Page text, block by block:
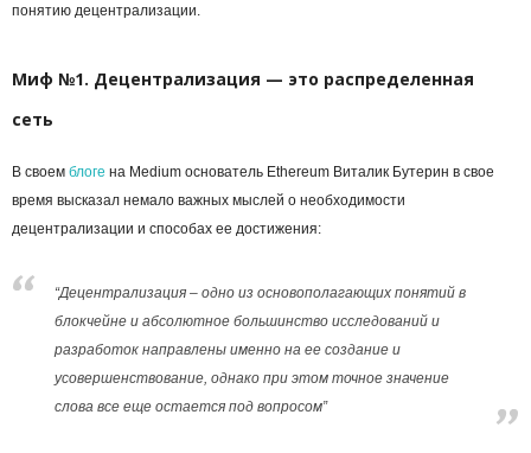
понятию децентрализации.
Миф №1. Децентрализация — это распределенная
сеть
В своем блоге на Medium основатель Ethereum Виталик Бутерин в свое
время высказал немало важных мыслей о необходимости
децентрализации и способах ее достижения:
“Децентрализация – одно из основополагающих понятий в
блокчейне и абсолютное большинство исследований и
разработок направлены именно на ее создание и
усовершенствование, однако при этом точное значение
слова все еще остается под вопросом”